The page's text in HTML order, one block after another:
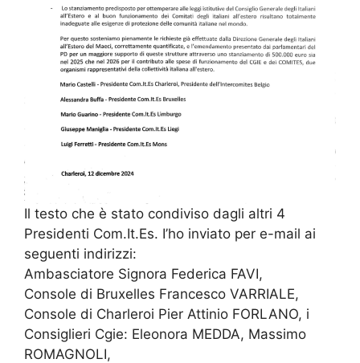
Il testo che è stato condiviso dagli altri 4
Presidenti Com.It.Es. I’ho inviato per e-mail ai
seguenti indirizzi:
Ambasciatore Signora Federica FAVI,
Console di Bruxelles Francesco VARRIALE,
Console di Charleroi Pier Attinio FORLANO, i
Consiglieri Cgie: Eleonora MEDDA, Massimo
ROMAGNOLI,